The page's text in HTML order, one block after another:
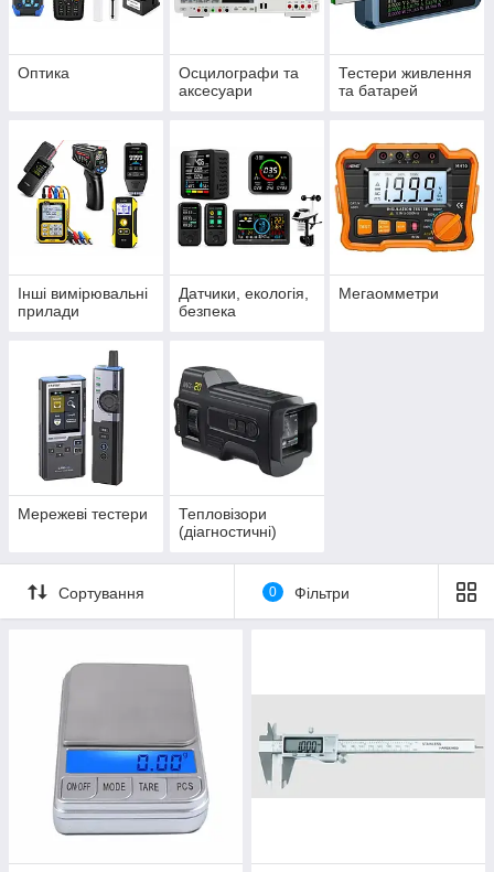
Оптика
Осцилографи та
аксесуари
Тестери живлення
та батарей
Інші вимірювальні
прилади
Датчики, екологія,
безпека
Мегаомметри
Мережеві тестери
Тепловізори
(діагностичні)
Сортування 0 Фільтри